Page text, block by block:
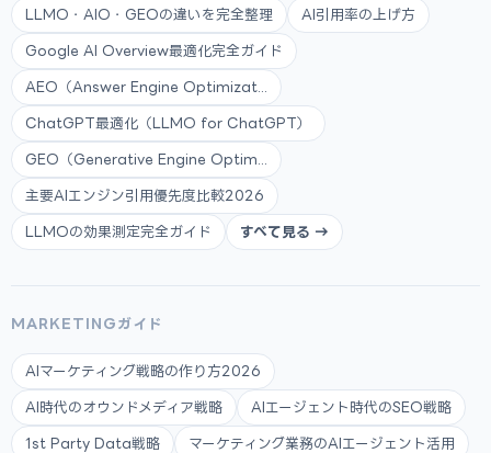
LLMO・AIO・GEOの違いを完全整理 AI引用率の上げ方
Google AI Overview最適化完全ガイド
AEO（Answer Engine Optimizat...
ChatGPT最適化（LLMO for ChatGPT）
GEO（Generative Engine Optim...
主要AIエンジン引用優先度比較2026
LLMOの効果測定完全ガイド すべて見る →
MARKETINGガイド
AIマーケティング戦略の作り方2026
AI時代のオウンドメディア戦略 AIエージェント時代のSEO戦略
1st Party Data戦略 マーケティング業務のAIエージェント活用